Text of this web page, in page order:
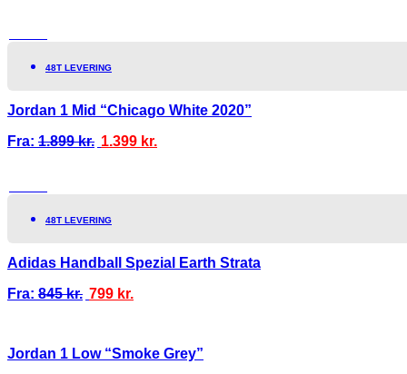
48T LEVERING
Jordan 1 Mid “Chicago White 2020”
Fra: 1.899kr. 1.399 kr.
48T LEVERING
Adidas Handball Spezial Earth Strata
Fra: 845kr. 799 kr.
Jordan 1 Low “Smoke Grey”